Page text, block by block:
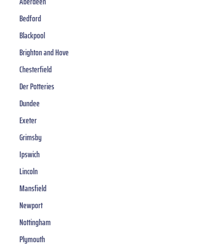
Bedford
Blackpool
Brighton and Hove
Chesterfield
Der Potteries
Dundee
Exeter
Grimsby
Ipswich
Lincoln
Mansfield
Newport
Nottingham
Plymouth